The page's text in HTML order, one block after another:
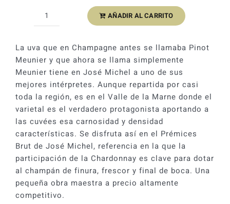
José
Prémices
Brut
cantidad
AÑADIR AL CARRITO
La uva que en Champagne antes se llamaba Pinot
Meunier y que ahora se llama simplemente
Meunier tiene en José Michel a uno de sus
mejores intérpretes. Aunque repartida por casi
toda la región, es en el Valle de la Marne donde el
varietal es el verdadero protagonista aportando a
las cuvées esa carnosidad y densidad
características. Se disfruta así en el Prémices
Brut de José Michel, referencia en la que la
participación de la Chardonnay es clave para dotar
al champán de finura, frescor y final de boca. Una
pequeña obra maestra a precio altamente
competitivo.